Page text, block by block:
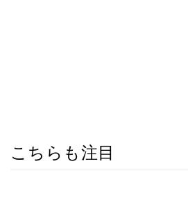
こちらも注目